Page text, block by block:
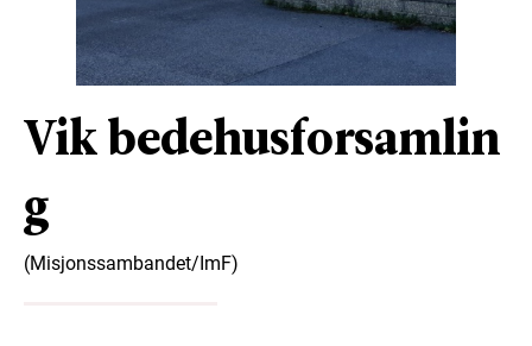
Vik bedehusforsamlin
g
(Misjonssambandet/ImF)